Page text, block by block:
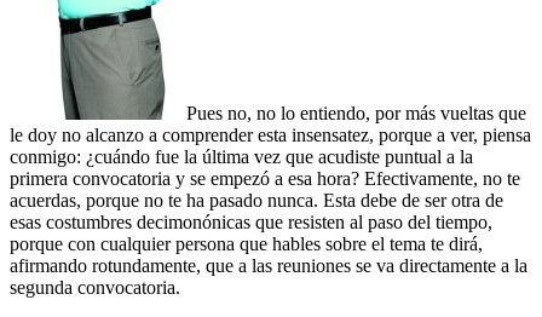
Pues no, no lo entiendo, por más vueltas que
le doy no alcanzo a comprender esta insensatez, porque a ver, piensa
conmigo: ¿cuándo fue la última vez que acudiste puntual a la
primera convocatoria y se empezó a esa hora? Efectivamente, no te
acuerdas, porque no te ha pasado nunca. Esta debe de ser otra de
esas costumbres decimonónicas que resisten al paso del tiempo,
porque con cualquier persona que hables sobre el tema te dirá,
afirmando rotundamente, que a las reuniones se va directamente a la
segunda convocatoria.